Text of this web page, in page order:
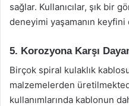
sağlar. Kullanıcılar, şık bir
deneyimi yaşamanın keyfini
5. Korozyona Karşı
Birçok spiral kulaklık
malzemelerden
kullanımlarında kablonun